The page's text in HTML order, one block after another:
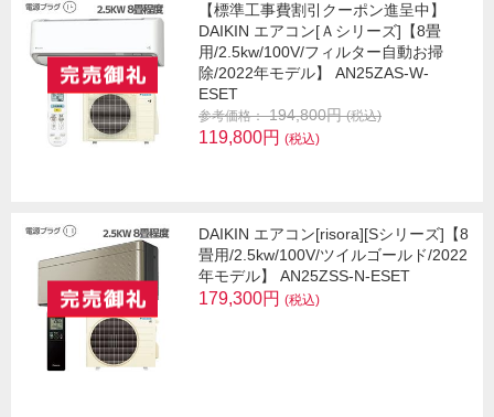
【標準工事費割引クーポン進呈中】
DAIKIN エアコン[Ａシリーズ]【8畳
用/2.5kw/100V/フィルター自動お掃
除/2022年モデル】 AN25ZAS-W-
ESET
参考価格： 194,800円(税込)
119,800円 (税込)
DAIKIN エアコン[risora][Sシリーズ]【8
畳用/2.5kw/100V/ツイルゴールド/2022
年モデル】 AN25ZSS-N-ESET
179,300円 (税込)